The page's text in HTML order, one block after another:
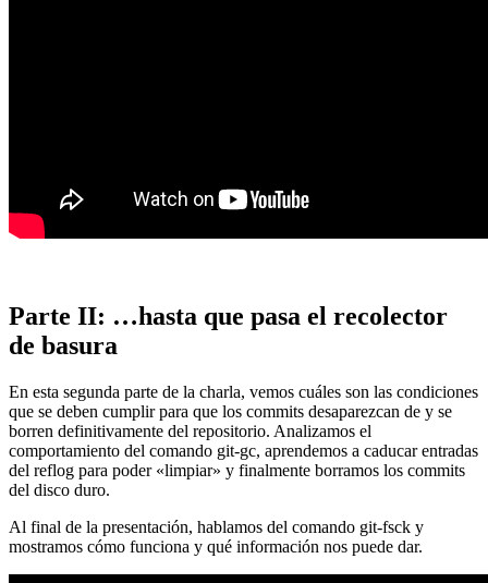
Parte II: …hasta que pasa el recolector
de basura
En esta segunda parte de la charla, vemos cuáles son las condiciones
que se deben cumplir para que los commits desaparezcan de y se
borren definitivamente del repositorio. Analizamos el
comportamiento del comando git-gc, aprendemos a caducar entradas
del reflog para poder «limpiar» y finalmente borramos los commits
del disco duro.
Al final de la presentación, hablamos del comando git-fsck y
mostramos cómo funciona y qué información nos puede dar.